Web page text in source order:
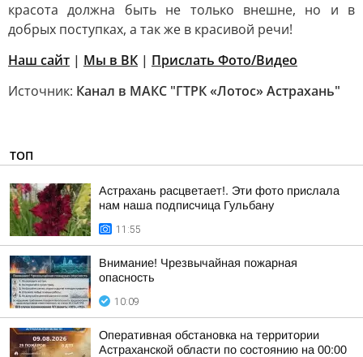
красота должна быть не только внешне, но и в
добрых поступках, а так же в красивой речи!
Наш сайт | Мы в ВК | Прислать Фото/Видео
Источник: Канал в МАКС "ГТРК «Лотос» Астрахань"
ТОП
Астрахань расцветает!. Эти фото прислала
нам наша подписчица Гульбану
11:55
Внимание! Чрезвычайная пожарная
опасность
10:09
Оперативная обстановка на территории
Астраханской области по состоянию на 00:00